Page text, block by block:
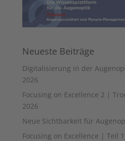
Neueste Beiträge
Digitalisierung in der
2026
Focusing on Excellence 2 |
2026
Neue Sichtbarkeit für
Focusing on Excellence | Teil 1